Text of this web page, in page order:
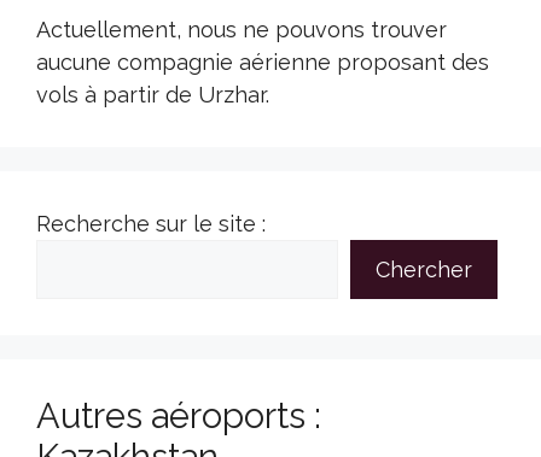
Actuellement, nous ne pouvons trouver
aucune compagnie aérienne proposant des
vols à partir de Urzhar.
Recherche sur le site :
Chercher
Autres aéroports :